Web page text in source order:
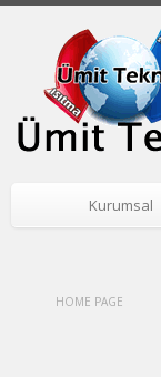
Kurumsal
HOME PAGE